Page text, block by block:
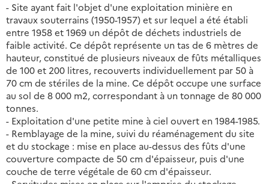
- Site ayant fait l'objet d'une exploitation minière en
travaux souterrains (1950-1957) et sur lequel a été établi
entre 1958 et 1969 un dépôt de déchets industriels de
faible activité. Ce dépôt représente un tas de 6 mètres de
hauteur, constitué de plusieurs niveaux de fûts métalliques
de 100 et 200 litres, recouverts individuellement par 50 à
70 cm de stériles de la mine. Ce dépôt occupe une surface
au sol de 8 000 m2, correspondant à un tonnage de 80 000
tonnes.
- Exploitation d'une petite mine à ciel ouvert en 1984-1985.
- Remblayage de la mine, suivi du réaménagement du site
et du stockage : mise en place au-dessus des fûts d'une
couverture compacte de 50 cm d'épaisseur, puis d'une
couche de terre végétale de 60 cm d'épaisseur.